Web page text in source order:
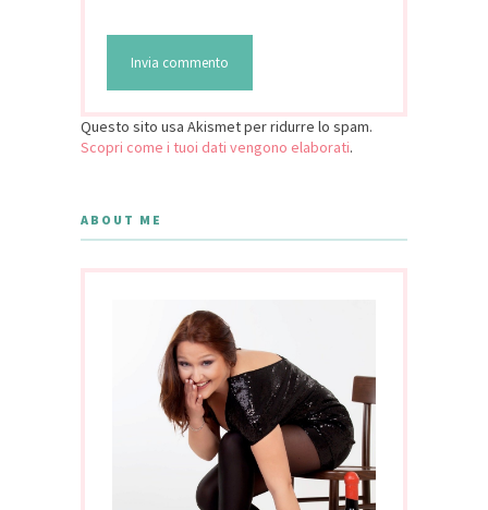
Questo sito usa Akismet per ridurre lo spam.
Scopri come i tuoi dati vengono elaborati.
ABOUT ME